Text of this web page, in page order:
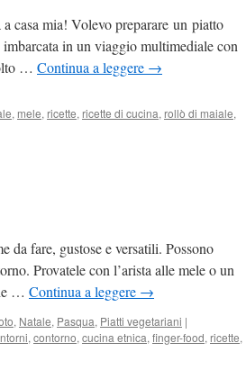
casa mia! Volevo preparare un piatto
in un viaggio multimediale con
… Continua a leggere →
, mele, ricette, ricette di cucina, rollò di maiale,
da fare, gustose e versatili. Possono
Provatele con l’arista alle mele o un
… Continua a leggere →
, Natale, Pasqua, Piatti vegetariani |
, contorno, cucina etnica, finger-food, ricette,